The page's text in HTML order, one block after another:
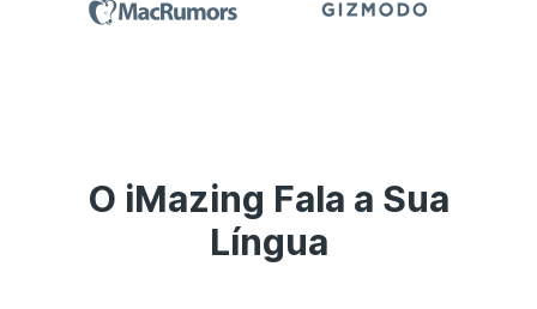
O iMazing Fala a Sua
Língua